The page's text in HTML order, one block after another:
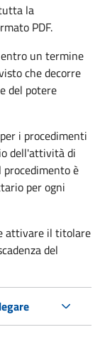
la
PDF.
un termine
che decorre
del potere
i procedimenti
dell'attività di
è
per ogni
attivare il titolare
del